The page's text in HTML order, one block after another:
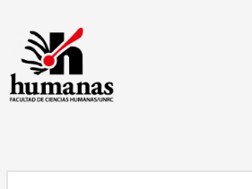
contenido